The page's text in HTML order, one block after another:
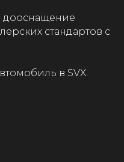
дооснащение
стандартов с
в SVX.